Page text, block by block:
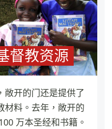
督教资源
敞开的门还是提供了
材料。去年，敞开的
万本圣经和书籍。